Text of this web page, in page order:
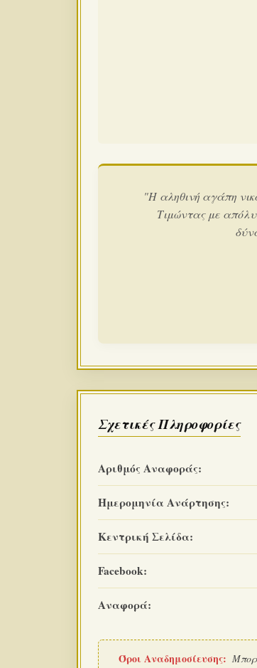
"Η αληθινή αγάπη
Τιμώντας με
Σχετικές Πληροφορίες
Αριθμός Αναφοράς:
Ημερομηνία Ανάρτησης:
Κεντρική Σελίδα:
Facebook:
Αναφορά:
Όροι Αναδημοσίευσης: